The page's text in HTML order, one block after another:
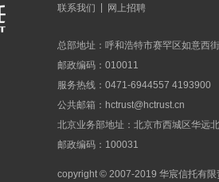
联系我们 网上招聘
总部地址：呼和浩特市赛罕区如意西
邮政编码：010011
服务热线：0471-6944557 4193900
公共邮箱： hctrust@hctrust.cn
北京业务部地址：北京市西城区华远
邮政编码：100031
copyright © 2007-2019 华宸信托有